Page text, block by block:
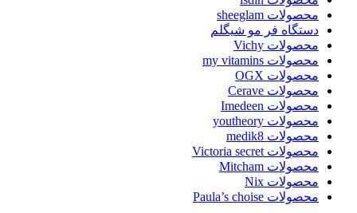
محصولات sheeglam
دستگاه فر مو شیگلم
محصولات Vichy
محصولات my vitamins
محصولات OGX
محصولات Cerave
محصولات Imedeen
محصولات youtheory
محصولات medik8
محصولات Victoria secret
محصولات Mitcham
محصولات Nix
محصولات Paula’s choise